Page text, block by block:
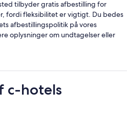
tilbyder gratis afbestilling for
fordi fleksibilitet er vigtigt. Du bedes
afbestillingspolitik på vores
oplysninger om undtagelser eller
c-hotels